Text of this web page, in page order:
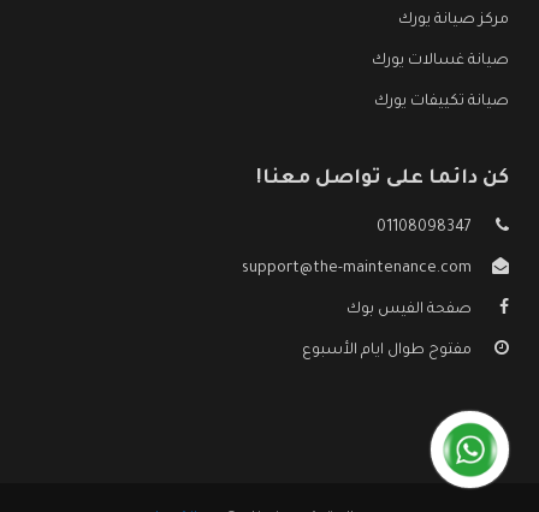
مركز صيانة يورك
صيانة غسالات يورك
صيانة تكييفات يورك
كن دائما على تواصل معنا!
01108098347
support@the-maintenance.com
صفحة الفيس بوك
مفتوح طوال ايام الأسبوع